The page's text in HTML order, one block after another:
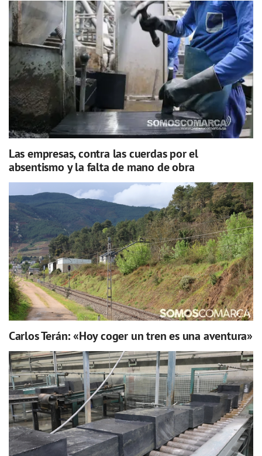
Las empresas, contra las cuerdas por el
absentismo y la falta de mano de obra
Carlos Terán: «Hoy coger un tren es una aventura»